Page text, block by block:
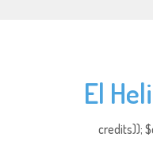
El
credits));